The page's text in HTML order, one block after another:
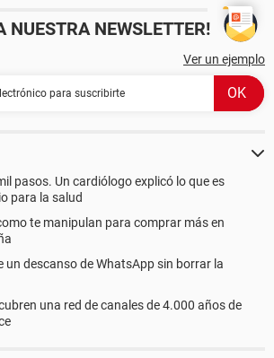
NUESTRA NEWSLETTER!
Ver un ejemplo
pasos. Un cardiólogo explicó lo que es
para la salud
te manipulan para comprar más en
un descanso de WhatsApp sin borrar la
una red de canales de 4.000 años de